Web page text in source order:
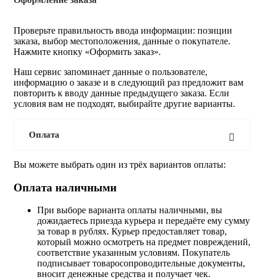
Проверьте правильность ввода информации: позиции
заказа, выбор местоположения, данные о покупателе.
Нажмите кнопку «Оформить заказ».
Наш сервис запоминает данные о пользователе,
информацию о заказе и в следующий раз предложит вам
повторить к вводу данные предыдущего заказа. Если
условия вам не подходят, выбирайте другие варианты.
Оплата
Вы можете выбрать один из трёх вариантов оплаты:
Оплата наличными
При выборе варианта оплаты наличными, вы
дожидаетесь приезда курьера и передаёте ему сумму
за товар в рублях. Курьер предоставляет товар,
который можно осмотреть на предмет повреждений,
соответствие указанным условиям. Покупатель
подписывает товаросопроводительные документы,
вносит денежные средства и получает чек.